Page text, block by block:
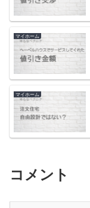
マイホーム
マイホーム
コメント